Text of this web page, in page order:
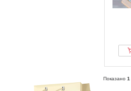
Показано 1